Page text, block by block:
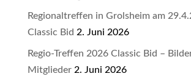
Regionaltreffen in Grolsheim am
Classic Bid 2. Juni 2026
Regio-Treffen 2026 Classic Bid –
Mitglieder 2. Juni 2026